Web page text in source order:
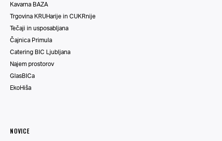
Kavarna BAZA
Trgovina KRUHarije in CUKRnije
Tečaji in usposabljana
Čajnica Primula
Catering BIC Ljubljana
Najem prostorov
GlasBICa
EkoHiša
NOVICE